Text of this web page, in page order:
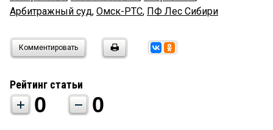
Арбитражный суд, Омск-РТС, ПФ Лес Сибири
Комментировать
Рейтинг статьи
0 0